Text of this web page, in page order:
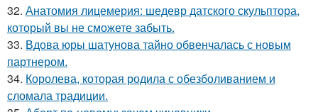
32. Анатомия лицемерия: шедевр датского скульптора,
который вы не сможете забыть.
33. Вдова юры шатунова тайно обвенчалась с новым
партнером.
34. Королева, которая родила с обезболиванием и
сломала традиции.